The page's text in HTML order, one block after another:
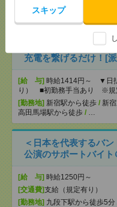
スキップ
交通費全額支給（ガ
[勤務地] 宇都宮駅
【シフト自由・現金
充電を繋げるだけ！[
[給 与] 時給1414円～ ▼日
り） ■初勤務手当あり ※規
[勤務地] 新宿駅から徒歩 / 新
高田馬場駅から徒歩 / …
＜日本を代表するバ
公演のサポートバイ
[給 与] 時給1250円～
[交通費]支給（規定有り）
[勤務地] 九段下駅から徒歩5分